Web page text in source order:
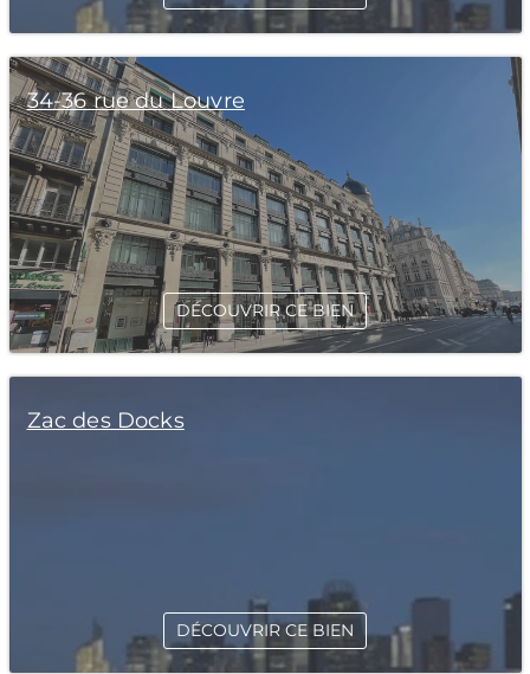
34-36 rue du Louvre
DÉCOUVRIR CE BIEN
Zac des Docks
DÉCOUVRIR CE BIEN